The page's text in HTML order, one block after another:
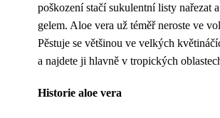
poškození stačí sukulentní listy nařezat
gelem. Aloe vera už téměř neroste ve
Pěstuje se většinou ve velkých
a najdete ji hlavně v tropických
Historie aloe vera